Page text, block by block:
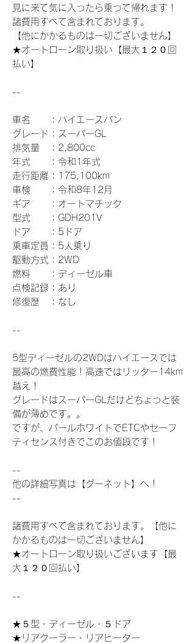
見に来て気に入ったら乗って帰れます！
諸費用すべて含まれております。
【他にかかるものは一切ございません】
★オートローン取り扱い【最大１２０回
払い】
--
車名 ：ハイエースバン
グレード：スーパーGL
排気量 ：2,800cc
年式 ：令和1年式
走行距離：175,100km
車検 ：令和8年12月
ギア ：オートマチック
型式 ：GDH201V
ドア ：5ドア
乗車定員：5人乗り
駆動方式：2WD
燃料 ：ディーゼル車
点検記録：あり
修復歴 ：なし
--
5型ディーゼルの2WDはハイエースでは
最高の燃費性能！高速ではリッター14km
越え！
グレードはスーパーGLだけどちょっと装
備が薄めです。。
ですが、パールホワイトでETCやセーフ
ティセンス付きでこのお値段です！
--
他の詳細写真は【グーネット】へ！
--
諸費用すべて含まれております。【他に
かかるものは一切ございません】
★オートローン取り扱いございます【最
大１２０回払い】
--
★５型・ディーゼル・５ドア
★リアクーラー・リアヒーター